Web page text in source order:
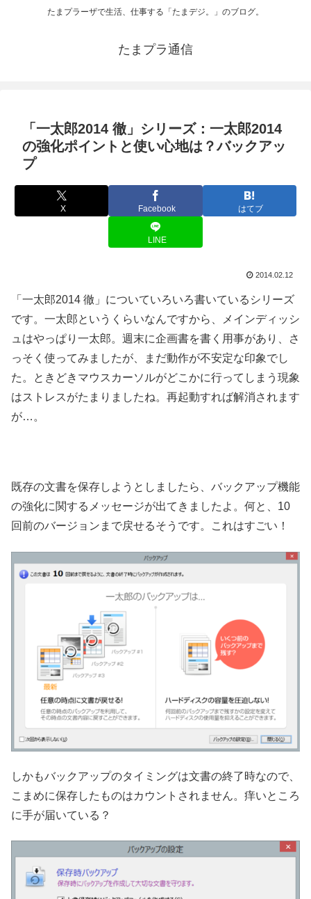
たまプラーザで生活、仕事する「たまデジ。」のブログ。
たまプラ通信
「一太郎2014 徹」シリーズ：一太郎2014
の強化ポイントと使い心地は？バックアッ
プ
X Facebook はてブ
LINE
2014.02.12
「一太郎2014 徹」についていろいろ書いているシリーズ
です。一太郎というくらいなんですから、メインディッシ
ュはやっぱり一太郎。週末に企画書を書く用事があり、さ
っそく使ってみましたが、まだ動作が不安定な印象でし
た。ときどきマウスカーソルがどこかに行ってしまう現象
はストレスがたまりましたね。再起動すれば解消されます
が…。
既存の文書を保存しようとしましたら、バックアップ機能
の強化に関するメッセージが出てきましたよ。何と、10
回前のバージョンまで戻せるそうです。これはすごい！
しかもバックアップのタイミングは文書の終了時なので、
こまめに保存したものはカウントされません。痒いところ
に手が届いている？